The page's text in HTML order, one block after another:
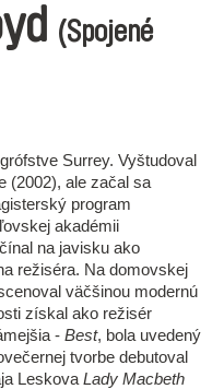
(Spojené
Surrey. Vyštudoval
(2002), ale začal sa
program
akadémii
na javisku ako
režiséra. Na domovskej
väčšinou modernú
získal ako režisér
- Best, bola uvedený
tvorbe debutoval
Leskova Lady Macbeth